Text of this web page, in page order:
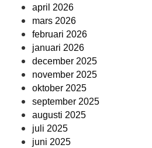
april 2026
mars 2026
februari 2026
januari 2026
december 2025
november 2025
oktober 2025
september 2025
augusti 2025
juli 2025
juni 2025